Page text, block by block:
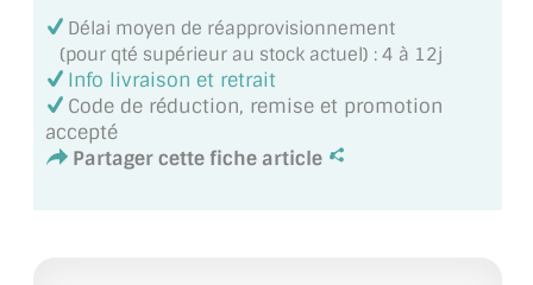
VERRE ANTI-REFLET
VERRE LAQUÉ/CRÉDENCE
VERRE FEUILLETÉ/TREMPÉ
Délai moyen de réapprovisionnement
(pour qté supérieur au stock actuel) : 4 à 12j
Info livraison et retrait
Code de réduction, remise et promotion
accepté
Partager cette fiche article